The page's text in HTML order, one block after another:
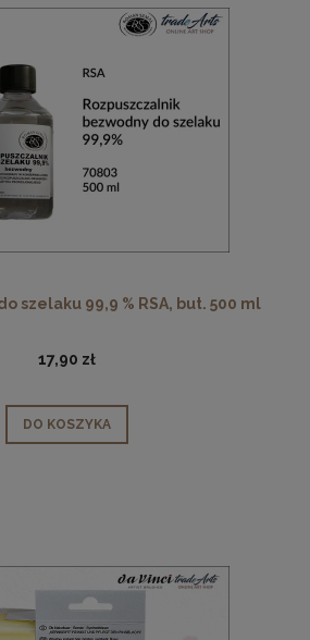
szelaku 99,9 % RSA, but. 500 ml
17,90 zł
DO KOSZYKA